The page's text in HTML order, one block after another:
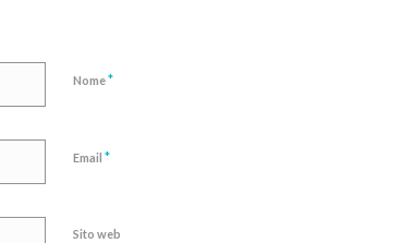
Nome*
Email *
Sito web